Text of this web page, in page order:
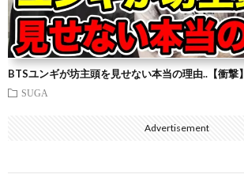
BTSユンギが坊主頭を見せない本当の理由..【衝撃】
SUGA
Advertisement